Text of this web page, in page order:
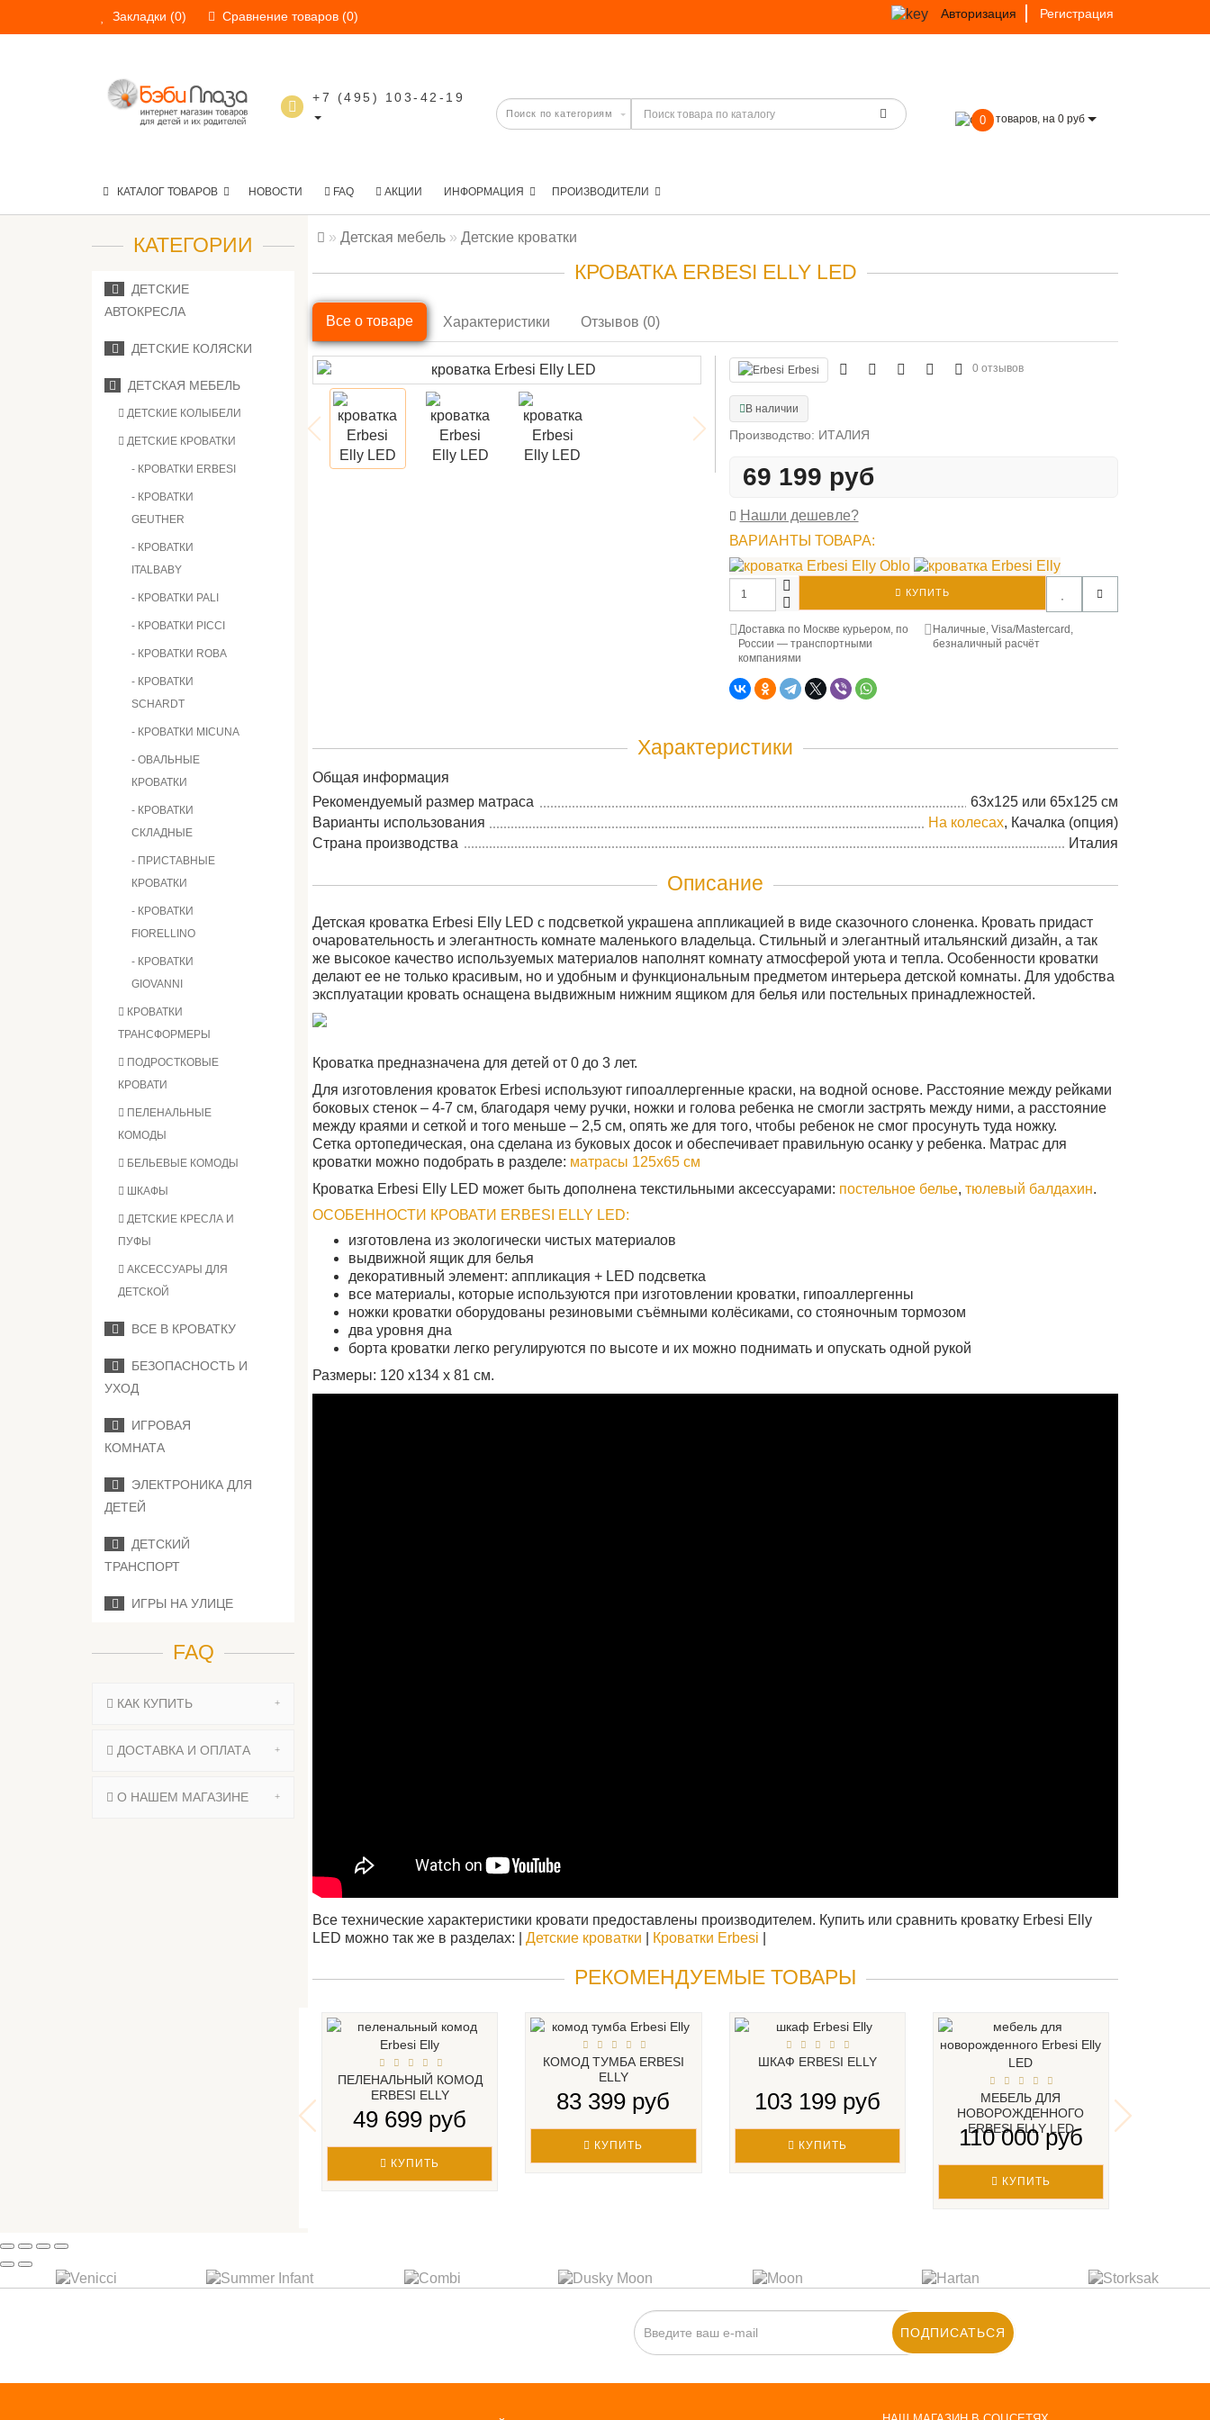
Закладки (0) Сравнение товаров (0) Авторизация Регистрация
+7 (495) 103-42-19
0 товаров, на 0 руб
КАТАЛОГ ТОВАРОВ НОВОСТИ FAQ АКЦИИ ИНФОРМАЦИЯ ПРОИЗВОДИТЕЛИ
КАТЕГОРИИ
ДЕТСКИЕ
АВТОКРЕСЛА
ДЕТСКИЕ КОЛЯСКИ
ДЕТСКАЯ МЕБЕЛЬ
ДЕТСКИЕ КОЛЫБЕЛИ
ДЕТСКИЕ КРОВАТКИ
- КРОВАТКИ ERBESI
- КРОВАТКИ
GEUTHER
- КРОВАТКИ
ITALBABY
- КРОВАТКИ PALI
- КРОВАТКИ PICCI
- КРОВАТКИ ROBA
- КРОВАТКИ
SCHARDT
- КРОВАТКИ MICUNA
- ОВАЛЬНЫЕ
КРОВАТКИ
- КРОВАТКИ
СКЛАДНЫЕ
- ПРИСТАВНЫЕ
КРОВАТКИ
- КРОВАТКИ
FIORELLINO
- КРОВАТКИ
GIOVANNI
КРОВАТКИ
ТРАНСФОРМЕРЫ
ПОДРОСТКОВЫЕ
КРОВАТИ
ПЕЛЕНАЛЬНЫЕ
КОМОДЫ
БЕЛЬЕВЫЕ КОМОДЫ
ШКАФЫ
ДЕТСКИЕ КРЕСЛА И
ПУФЫ
АКСЕССУАРЫ ДЛЯ
ДЕТСКОЙ
ВСЕ В КРОВАТКУ
БЕЗОПАСНОСТЬ И
УХОД
ИГРОВАЯ
КОМНАТА
ЭЛЕКТРОНИКА ДЛЯ
ДЕТЕЙ
ДЕТСКИЙ
ТРАНСПОРТ
ИГРЫ НА УЛИЦЕ
FAQ
КАК КУПИТЬ
ДОСТАВКА И ОПЛАТА
О НАШЕМ МАГАЗИНЕ
Детская мебель Детские кроватки
КРОВАТКА ERBESI ELLY LED
Все о товаре Характеристики Отзывов (0)
Erbesi 0 отзывов
В наличии
Производство: ИТАЛИЯ
69 199 руб
Нашли дешевле?
ВАРИАНТЫ ТОВАРА:
КУПИТЬ
Доставка по Москве курьером, по
России — транспортными
компаниями
Наличные, Visa/Mastercard,
безналичный расчёт
Характеристики
Общая информация
Рекомендуемый размер матраса
63x125 или 65x125 см
Варианты использования
На колесах, Качалка (опция)
Страна производства
Италия
Описание
Детская кроватка Erbesi Elly LED с подсветкой украшена аппликацией в виде сказочного слоненка. Кровать придаст
очаровательность и элегантность комнате маленького владельца. Стильный и элегантный итальянский дизайн, а так
же высокое качество используемых материалов наполнят комнату атмосферой уюта и тепла. Особенности кроватки
делают ее не только красивым, но и удобным и функциональным предметом интерьера детской комнаты. Для удобства
эксплуатации кровать оснащена выдвижным нижним ящиком для белья или постельных принадлежностей.
Кроватка предназначена для детей от 0 до 3 лет.
Для изготовления кроваток Erbesi используют гипоаллергенные краски, на водной основе. Расстояние между рейками
боковых стенок – 4-7 см, благодаря чему ручки, ножки и голова ребенка не смогли застрять между ними, а расстояние
между краями и сеткой и того меньше – 2,5 см, опять же для того, чтобы ребенок не смог просунуть туда ножку.
Сетка ортопедическая, она сделана из буковых досок и обеспечивает правильную осанку у ребенка. Матрас для
кроватки можно подобрать в разделе: матрасы 125х65 см
Кроватка Erbesi Elly LED может быть дополнена текстильными аксессуарами: постельное белье,тюлевый балдахин.
ОСОБЕННОСТИ КРОВАТИ ERBESI ELLY LED:
изготовлена из экологически чистых материалов
выдвижной ящик для белья
декоративный элемент: аппликация + LED подсветка
все материалы, которые используются при изготовлении кроватки, гипоаллергенны
ножки кроватки оборудованы резиновыми съёмными колёсиками, со стояночным тормозом
два уровня дна
борта кроватки легко регулируются по высоте и их можно поднимать и опускать одной рукой
Размеры: 120 х134 х 81 см.
Все технические характеристики кровати предоставлены производителем. Купить или сравнить кроватку Erbesi Elly
LED можно так же в разделах: |Детские кроватки Кроватки Erbesi
РЕКОМЕНДУЕМЫЕ ТОВАРЫ
ПЕЛЕНАЛЬНЫЙ КОМОД
ERBESI ELLY
49 699 руб
КУПИТЬ
КОМОД ТУМБА ERBESI
ELLY
83 399 руб
КУПИТЬ
ШКАФ ERBESI ELLY
103 199 руб
КУПИТЬ
МЕБЕЛЬ ДЛЯ
НОВОРОЖДЕННОГО
ERBESI ELLY LED
110 000 руб
КУПИТЬ
ПОДПИСАТЬСЯ